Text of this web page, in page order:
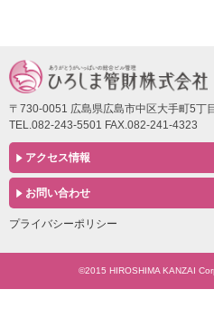
〒730-0051 広島県広島市中区大手町5丁
TEL.082-243-5501 FAX.082-241-4323
アクセス情報
お問い合わせ
プライバシーポリシー
©2015 HIROSHIMA KANZAI